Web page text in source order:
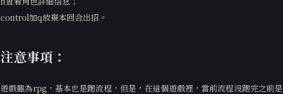
control加q放棄本回合出招。
注意事項：
遊戲雖為rpg，基本也是跑流程，但是，在這個遊戲裡，當前流程沒跑完之前